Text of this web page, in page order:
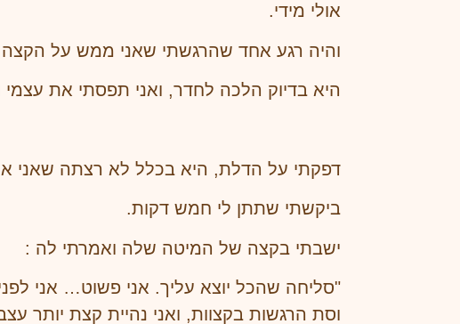
אולי מידי.
והיה רגע אחד שהרגשתי שאני ממש על הקצה
היא בדיוק הלכה לחדר, ואני תפסתי את
דפקתי על הדלת, היא בכלל לא רצתה שאני
ביקשתי שתתן לי חמש דקות.
ישבתי בקצה של המיטה שלה ואמרתי לה :
"סליחה שהכל יוצא עליך. אני פשוט… אני
וסת הרגשות בקצוות, ואני נהיית קצת יותר